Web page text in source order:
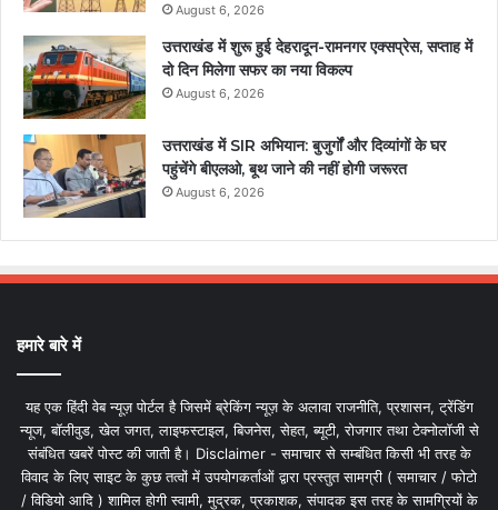
August 6, 2026
उत्तराखंड में शुरू हुई देहरादून-रामनगर एक्सप्रेस, सप्ताह में
दो दिन मिलेगा सफर का नया विकल्प
August 6, 2026
उत्तराखंड में SIR अभियान: बुजुर्गों और दिव्यांगों के घर
पहुंचेंगे बीएलओ, बूथ जाने की नहीं होगी जरूरत
August 6, 2026
हमारे बारे में
यह एक हिंदी वेब न्यूज़ पोर्टल है जिसमें ब्रेकिंग न्यूज़ के अलावा राजनीति, प्रशासन, ट्रेंडिंग
न्यूज, बॉलीवुड, खेल जगत, लाइफस्टाइल, बिजनेस, सेहत, ब्यूटी, रोजगार तथा टेक्नोलॉजी से
संबंधित खबरें पोस्ट की जाती है। Disclaimer - समाचार से सम्बंधित किसी भी तरह के
विवाद के लिए साइट के कुछ तत्वों में उपयोगकर्ताओं द्वारा प्रस्तुत सामग्री ( समाचार / फोटो
/ विडियो आदि ) शामिल होगी स्वामी, मुद्रक, प्रकाशक, संपादक इस तरह के सामग्रियों के